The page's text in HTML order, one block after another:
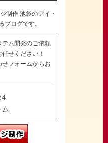
制作 池袋のアイ・
ブログです。
ム開発のご依頼
せください！
フォームからお